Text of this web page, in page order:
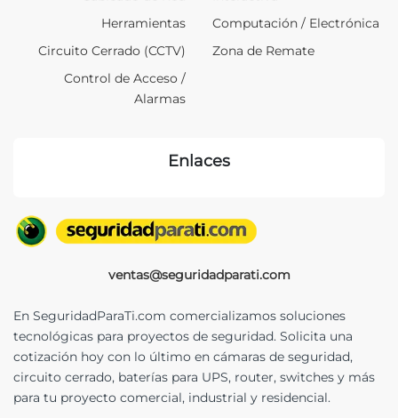
ventas@seguridadparati.com
En SeguridadParaTi.com comercializamos soluciones
tecnológicas para proyectos de seguridad. Solicita una
cotización hoy con lo último en cámaras de seguridad,
circuito cerrado, baterías para UPS, router, switches y más
para tu proyecto comercial, industrial y residencial.
Herramientas
Circuito Cerrado (CCTV)
Control de Acceso /
Alarmas
Computación / Electrónica
Zona de Remate
Enlaces